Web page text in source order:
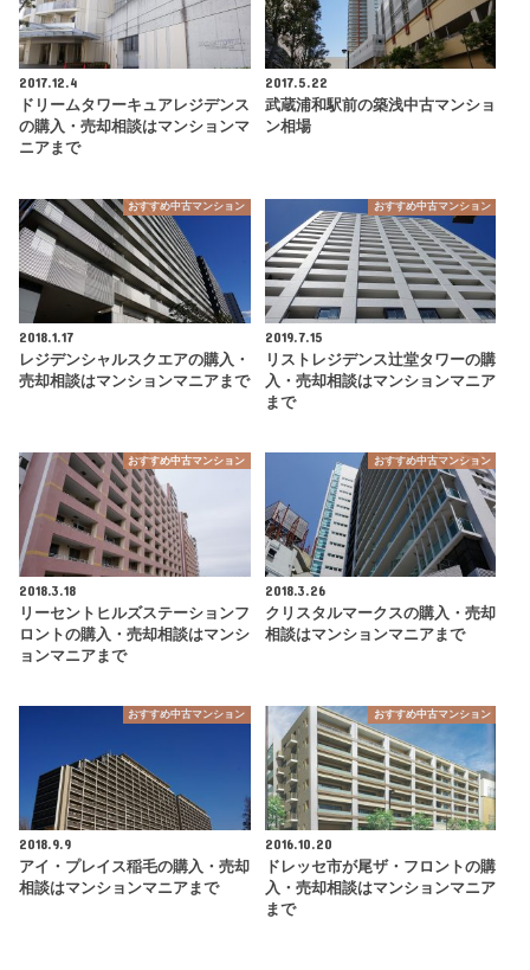
2017.12.4
ドリームタワーキュアレジデンス
の購入・売却相談はマンションマ
ニアまで
2017.5.22
武蔵浦和駅前の築浅中古マンショ
ン相場
おすすめ中古マンション
2018.1.17
レジデンシャルスクエアの購入・
売却相談はマンションマニアまで
おすすめ中古マンション
2019.7.15
リストレジデンス辻堂タワーの購
入・売却相談はマンションマニア
まで
おすすめ中古マンション
2018.3.18
リーセントヒルズステーションフ
ロントの購入・売却相談はマンシ
ョンマニアまで
おすすめ中古マンション
2018.3.26
クリスタルマークスの購入・売却
相談はマンションマニアまで
おすすめ中古マンション
2018.9.9
アイ・プレイス稲毛の購入・売却
相談はマンションマニアまで
おすすめ中古マンション
2016.10.20
ドレッセ市が尾ザ・フロントの購
入・売却相談はマンションマニア
まで